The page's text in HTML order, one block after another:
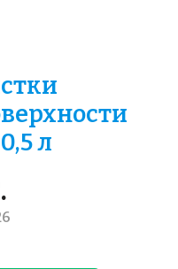
л